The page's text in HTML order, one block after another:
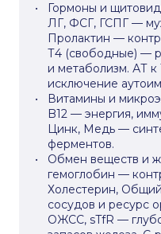
Гормоны и
ЛГ, ФСГ, ГСПГ —
Пролактин —
Т4 (свободные) —
и метаболизм. АТ
исключение
Витамины и
B12 — энергия,
Цинк, Медь —
ферментов.
Обмен веществ и
гемоглобин —
Холестерин,
сосудов и ресурс
ОЖСС, sTfR —